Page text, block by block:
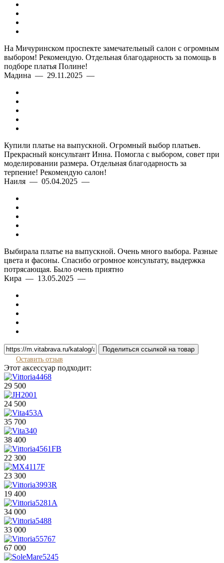
На Мичуринском проспекте замечательный салон с огромным
выбором! Рекомендую. Отдельная благодарность за помощь в
подборе платья Полине!
Мадина — 29.11.2025 —
Купили платье на выпускной. Огромный выбор платьев.
Прекрасный консультант Инна. Помогла с выбором, совет при
моделировании размера. Отдельная благодарность за
терпение! Рекомендую салон!
Наиля — 05.04.2025 —
Выбирала платье на выпускной. Очень много выбора. Разные
цвета и фасоны. Спасибо огромное консультату, выдержка
потрясающая. Было очень приятно
Кира — 13.05.2025 —
Поделиться ссылкой на товар
Оставить отзыв
Этот аксессуар подходит:
29 500
24 500
35 700
38 400
22 300
23 300
19 400
34 000
33 000
67 000